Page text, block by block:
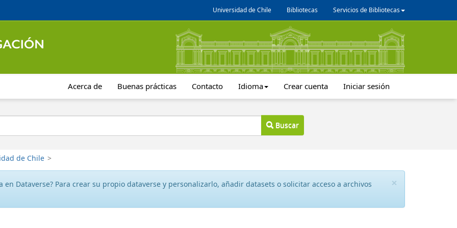
Universidad de Chile Bibliotecas Servicios de Bibliotecas
Acerca de Buenas prácticas Contacto Idioma Crear cuenta Iniciar sesión
Buscar
de Chile >
×
en Dataverse? Para crear su propio dataverse y personalizarlo, añadir datasets o solicitar acceso a archivos